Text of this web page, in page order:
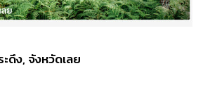
ดึง, จังหวัดเลย